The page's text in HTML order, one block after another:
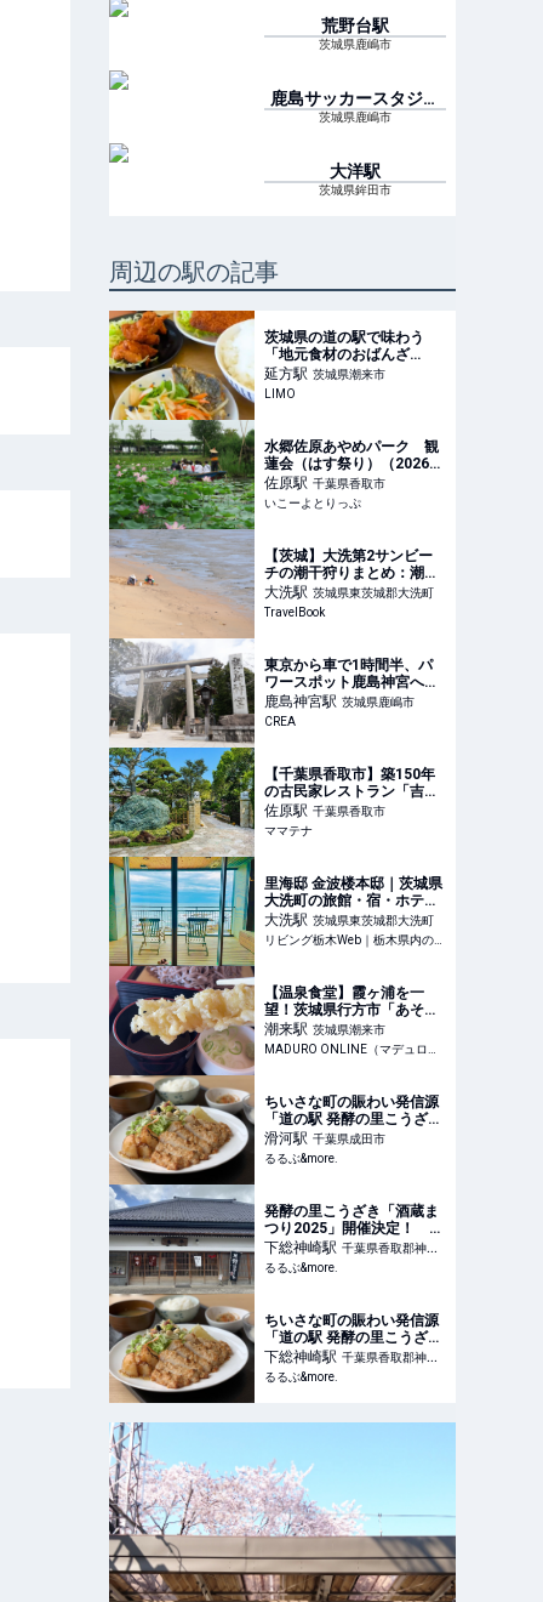
荒野台駅
茨城県鹿嶋市
鹿島サッカースタジア
ム駅
茨城県鹿嶋市
大洋駅
茨城県鉾田市
周辺の駅の記事
茨城県の道の駅で味わう
「地元食材のおばんざ
い」！種類豊富なお惣菜に
「ご飯が足らん」「どれも
延方駅 茨城県潮来市
LIMO
水郷佐原あやめパーク 観
蓮会（はす祭り）（2026
年） | 約300品種の花ハスが
咲く 水郷のまちの情景を楽
しもう | 千葉県香取市 | いこ
佐原駅 千葉県香取市
いこーよとりっぷ
【茨城】大洗第2サンビー
チの潮干狩りまとめ：潮干
狩りの時期や場所を解説 -
子育て情報を探すならトラ
大洗駅 茨城県東茨城郡大洗町
TravelBook
東京から車で1時間半、パ
ワースポット鹿島神宮へ。
魅惑のローカルスーパーと
旨みをくるりと閉じ込めた
鹿島神宮駅 茨城県鹿嶋市
CREA
【千葉県香取市】築150年
の古民家レストラン「吉
庭」がLINE開設。登録でド
リンク無料特典 | ママテナ
佐原駅 千葉県香取市
ママテナ
里海邸 金波楼本邸｜茨城県
大洗町の旅館・宿・ホテル
｜リビング栃木WEB
大洗駅 茨城県東茨城郡大洗町
リビング栃木Web｜栃木県内の最新グルメ・おでかけ情報を毎日配信！
【温泉食堂】霞ヶ浦を一
望！茨城県行方市「あそう
温泉白帆の湯」で大海老天
ざるそば
潮来駅 茨城県潮来市
MADURO ONLINE（マデュロオンライン）
ちいさな町の賑わい発信源
「道の駅 発酵の里こうざ
き」｜千葉｜るるぶ
&more.
滑河駅 千葉県成田市
るるぶ&more.
発酵の里こうざき「酒蔵ま
つり2025」開催決定！ 酒
蔵や味噌蔵が点在する古き
良き発酵の町・神崎さんぽ
｜千葉｜るるぶ&more.
下総神崎駅 千葉県香取郡神崎
町
るるぶ&more.
ちいさな町の賑わい発信源
「道の駅 発酵の里こうざ
き」｜千葉｜るるぶ
&more.
下総神崎駅 千葉県香取郡神崎
町
るるぶ&more.